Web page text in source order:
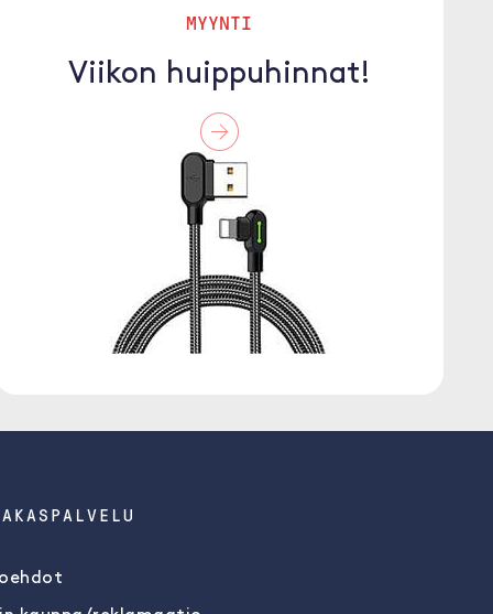
MYYNTI
Viikon huippuhinnat!